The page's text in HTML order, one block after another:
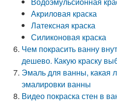
Акриловая краска
Латексная краска
Силиконовая краска
Чем покрасить ванну
дешево. Какую краску
Эмаль для ванны, какая
эмалировки ванны
Видео покраска стен в